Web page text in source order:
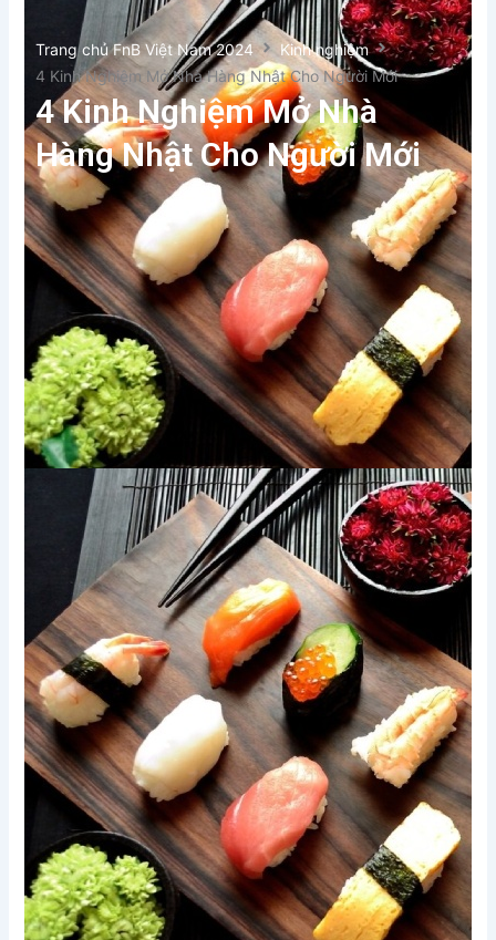
Trang chủ FnB Việt Nam 2024
Kinh nghiệm
4 Kinh Nghiệm Mở Nhà Hàng Nhật Cho Người Mới
4 Kinh Nghiệm Mở Nhà
Hàng Nhật Cho Người Mới